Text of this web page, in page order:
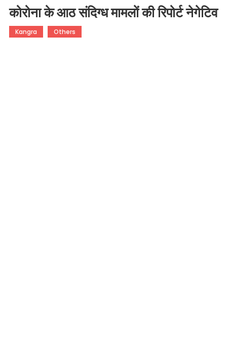
कोरोना के आठ संदिग्ध मामलों की रिपोर्ट नेगेटिव
Kangra Others